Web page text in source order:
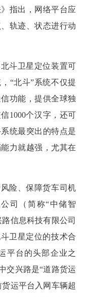
指出，网络平台应
轨迹、状态进行动
斗卫星定位装置可
“北斗”系统不仅提
功能，提供全球独
1000个汉字，还可
统最突出的特点是
力就越强，尤其在
险、保障货车司机
司（简称“中储智
信息科技有限公司
卫星定位的技术合
平台的头部企业之
交兴路是“道路货运
运平台入网车辆超